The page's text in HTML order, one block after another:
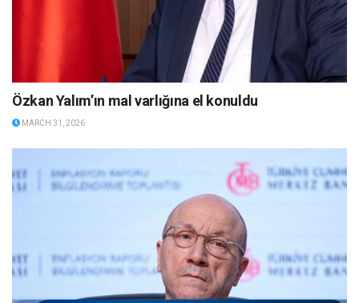
Özkan Yalım’ın mal varlığına el konuldu
MARCH 31, 2026